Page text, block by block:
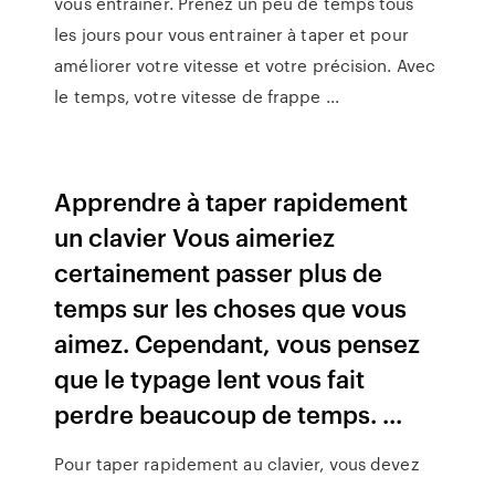
les jours pour vous entrainer à taper et pour
améliorer votre vitesse et votre précision. Avec
le temps, votre vitesse de frappe ...
Apprendre à taper rapidement
un clavier Vous aimeriez
certainement passer plus de
temps sur les choses que vous
aimez. Cependant, vous pensez
que le typage lent vous fait
perdre beaucoup de temps. ...
Pour taper rapidement au clavier, vous devez